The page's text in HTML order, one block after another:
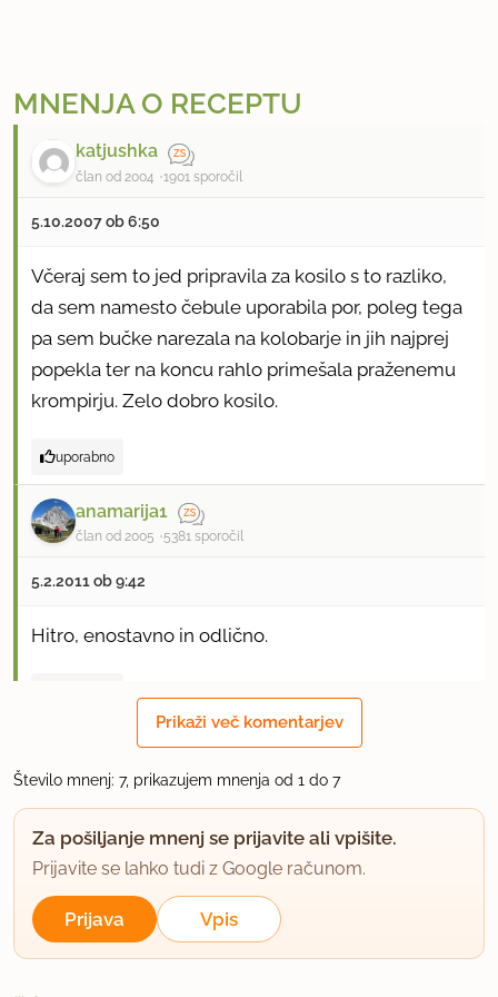
MNENJA O RECEPTU
katjushka
član od 2004 1901 sporočil
5.10.2007 ob 6:50
Včeraj sem to jed pripravila za kosilo s to razliko,
da sem namesto čebule uporabila por, poleg tega
pa sem bučke narezala na kolobarje in jih najprej
popekla ter na koncu rahlo primešala praženemu
krompirju. Zelo dobro kosilo.
uporabno
anamarija1
član od 2005 5381 sporočil
5.2.2011 ob 9:42
Hitro, enostavno in odlično.
Anansie
član od 2005 194 sporočil
o božansko...ni tole za 5...tole je za 10 :)
uporabno
Prikaži več komentarjev
Število mnenj: 7, prikazujem mnenja od 1 do 7
Za pošiljanje mnenj se prijavite ali vpišite.
Prijavite se lahko tudi z Google računom.
Prijava Vpis